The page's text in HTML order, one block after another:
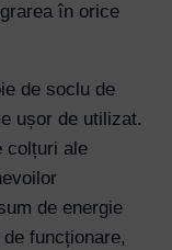
în orice
de soclu de
ușor de utilizat.
colțuri ale
de energie
funcționare,